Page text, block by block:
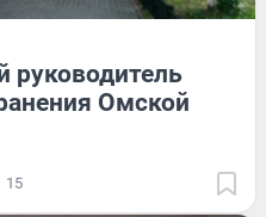
руководитель
Омской
15